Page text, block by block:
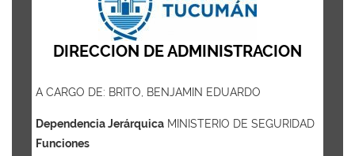
DIRECCION DE ADMINISTRACION
A CARGO DE: BRITO, BENJAMIN EDUARDO
Dependencia Jerárquica MINISTERIO DE SEGURIDAD
Funciones